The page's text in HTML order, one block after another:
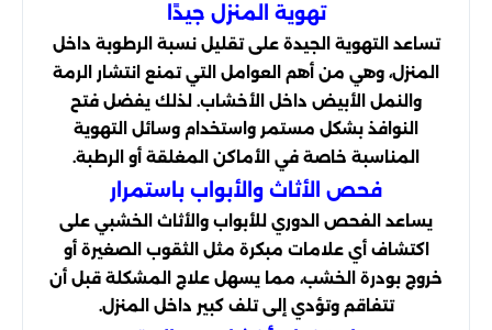
تهوية المنزل جيدًا
تساعد التهوية الجيدة على تقليل نسبة الرطوبة داخل
المنزل، وهي من أهم العوامل التي تمنع انتشار الرمة
والنمل الأبيض داخل الأخشاب. لذلك يفضل فتح
النوافذ بشكل مستمر واستخدام وسائل التهوية
المناسبة خاصة في الأماكن المغلقة أو الرطبة.
فحص الأثاث والأبواب باستمرار
يساعد الفحص الدوري للأبواب والأثاث الخشبي على
اكتشاف أي علامات مبكرة مثل الثقوب الصغيرة أو
خروج بودرة الخشب، مما يسهل علاج المشكلة قبل أن
تتفاقم وتؤدي إلى تلف كبير داخل المنزل.